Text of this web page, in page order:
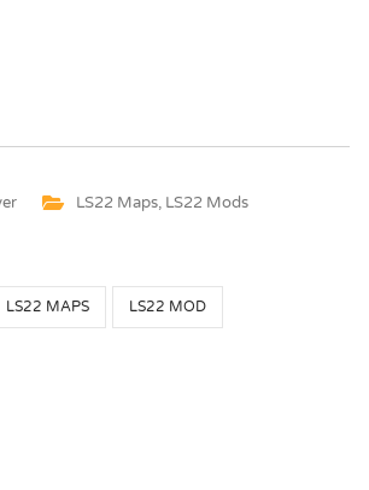
LS22 Maps, LS22 Mods
LS22 MAPS LS22 MOD